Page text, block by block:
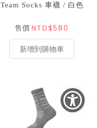
Team Socks 車襪 / 白色
售價 NTD$580
新增到購物車